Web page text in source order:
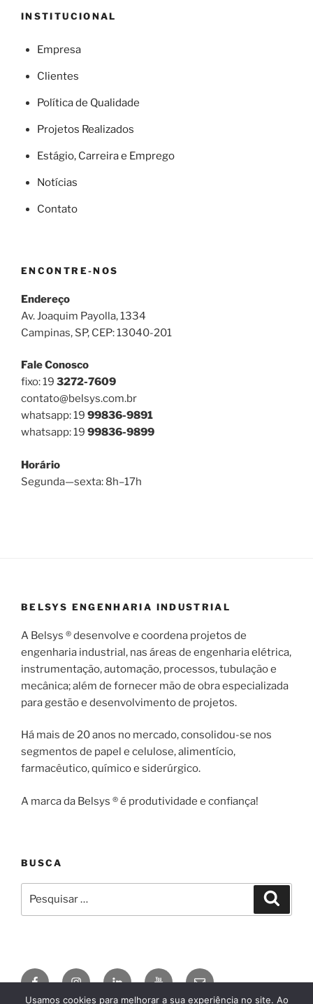
INSTITUCIONAL
Empresa
Clientes
Política de Qualidade
Projetos Realizados
Estágio, Carreira e Emprego
Notícias
Contato
ENCONTRE-NOS
Endereço
Av. Joaquim Payolla, 1334
Campinas, SP, CEP: 13040-201
Fale Conosco
fixo: 19 3272-7609
contato@belsys.com.br
whatsapp: 19 99836-9891
whatsapp: 19 99836-9899
Horário
Segunda—sexta: 8h–17h
BELSYS ENGENHARIA INDUSTRIAL
A Belsys ® desenvolve e coordena projetos de
engenharia industrial, nas áreas de engenharia elétrica,
instrumentação, automação, processos, tubulação e
mecânica; além de fornecer mão de obra especializada
para gestão e desenvolvimento de projetos.
Há mais de 20 anos no mercado, consolidou-se nos
segmentos de papel e celulose, alimentício,
farmacêutico, químico e siderúrgico.
A marca da Belsys ® é produtividade e confiança!
BUSCA
por:
FacebookInstagramLinkedinYouTubeE-
mail
Usamos cookies para melhorar a sua experiência no site. Ao